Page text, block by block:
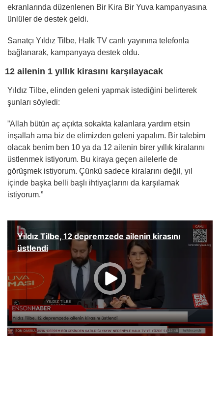
ekranlarında düzenlenen Bir Kira Bir Yuva kampanyasına
ünlüler de destek geldi.
Sanatçı Yıldız Tilbe, Halk TV canlı yayınına telefonla
bağlanarak, kampanyaya destek oldu.
12 ailenin 1 yıllık kirasını karşılayacak
Yıldız Tilbe, elinden geleni yapmak istediğini belirterek
şunları söyledi:
”Allah bütün aç açıkta sokakta kalanlara yardım etsin
inşallah ama biz de elimizden geleni yapalım. Bir talebim
olacak benim ben 10 ya da 12 ailenin birer yıllık kiralarını
üstlenmek istiyorum. Bu kiraya geçen ailelerle de
görüşmek istiyorum. Çünkü sadece kiralarını değil, yıl
içinde başka belli başlı ihtiyaçlarını da karşılamak
istiyorum.”